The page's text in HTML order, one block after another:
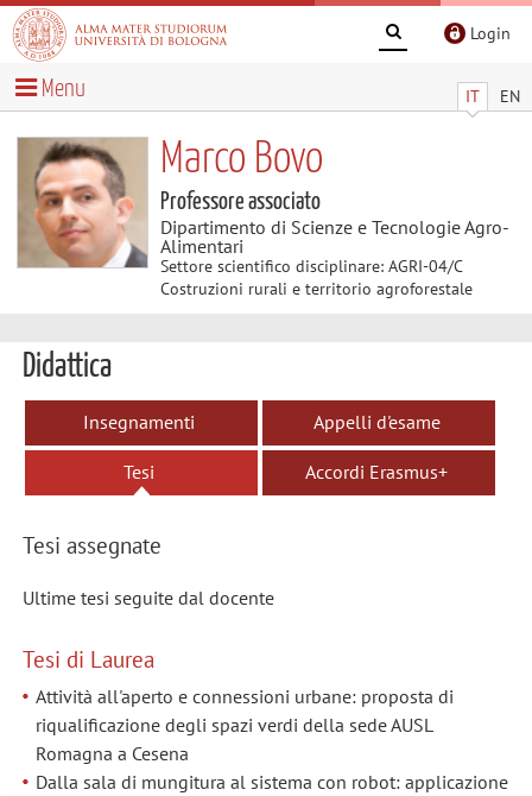
Login
IT EN
Menu
Marco Bovo
Professore associato
Dipartimento di Scienze e Tecnologie Agro-
Alimentari
Settore scientifico disciplinare: AGRI-04/C
Costruzioni rurali e territorio agroforestale
Didattica
Insegnamenti Appelli d'esame
Tesi Accordi Erasmus+
Tesi assegnate
Ultime tesi seguite dal docente
Tesi di Laurea
Attività all'aperto e connessioni urbane: proposta di
riqualificazione degli spazi verdi della sede AUSL
Romagna a Cesena
Dalla sala di mungitura al sistema con robot: applicazione